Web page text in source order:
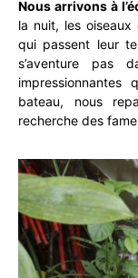
Nous arrivons à
la nuit, les
qui passent leur
s’aventure pas
bateau, nous
recherche des